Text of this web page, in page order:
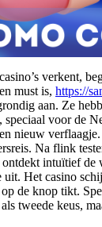
verkent,
must is, https://
aan. Ze
voor de
nieuw
Na flink
ontdekt intuïtief de
uit. Het casino
de knop tikt.
tweede keus,